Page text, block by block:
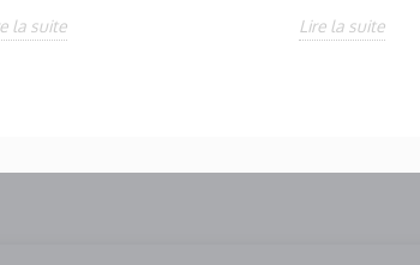
la suite
Lire la suite